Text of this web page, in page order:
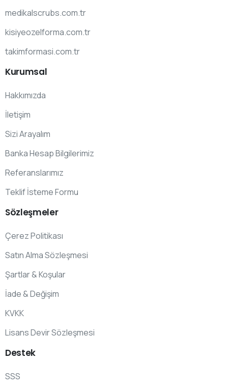
medikalscrubs.com.tr
kisiyeozelforma.com.tr
takimformasi.com.tr
Kurumsal
Hakkımızda
İletişim
Sizi Arayalım
Banka Hesap Bilgilerimiz
Referanslarımız
Teklif İsteme Formu
Sözleşmeler
Çerez Politikası
Satın Alma Sözleşmesi
Şartlar & Koşular
İade & Değişim
KVKK
Lisans Devir Sözleşmesi
Destek
SSS